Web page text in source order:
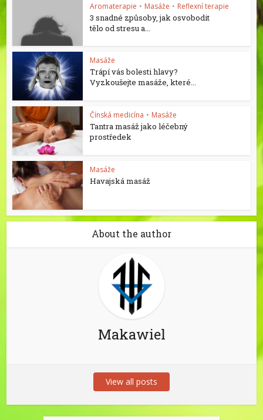
Aromaterapie • Masáže • Reflexní terapie
3 snadné způsoby, jak osvobodit
tělo od stresu a...
Masáže
Trápí vás bolesti hlavy?
Vyzkoušejte masáže, které...
Čínská medicína • Masáže
Tantra masáž jako léčebný
prostředek
Masáže
Havajská masáž
About the author
Makawiel
View all posts